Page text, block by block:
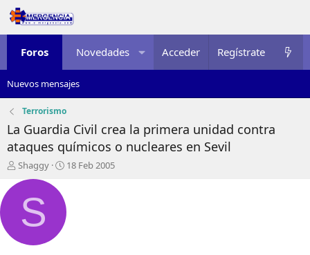
Foros Novedades Multimedia Recursos
Acceder Regístrate
Nuevos mensajes
Terrorismo
La Guardia Civil crea la primera unidad contra
ataques químicos o nucleares en Sevil
I
d
Shaggy
F
a
18 Feb 2005
S